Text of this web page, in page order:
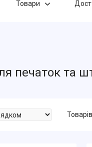
Товари
печаток та